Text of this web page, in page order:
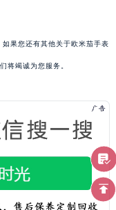
如果您还有其他关于欧米茄手表
将竭诚为您服务。